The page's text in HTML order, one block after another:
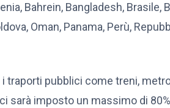
Bahrein, Bangladesh, Brasile,
Oman, Panama, Perù,
traporti pubblici come treni,
sarà imposto un massimo di